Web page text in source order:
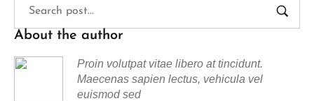
About the author
Proin volutpat vitae libero at tincidunt.
Maecenas sapien lectus, vehicula vel
euismod sed